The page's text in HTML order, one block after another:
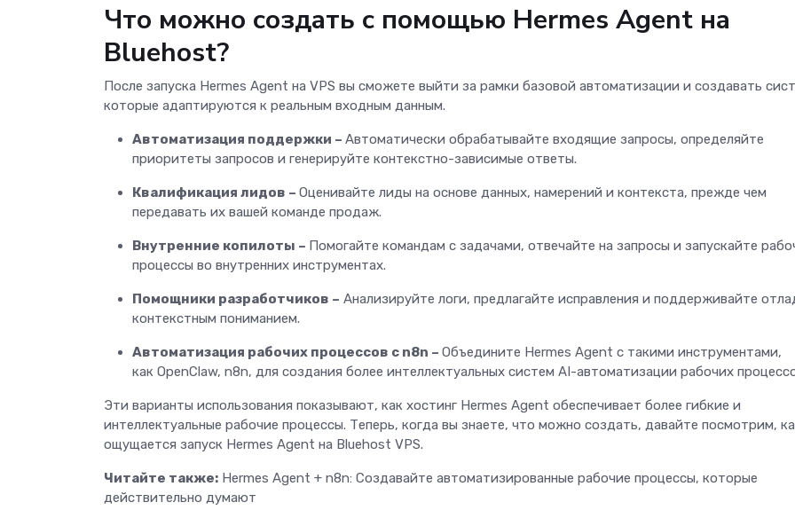
Что можно создать с помощью Hermes Agent на
Bluehost?
После запуска Hermes Agent на VPS вы сможете выйти за рамки базовой автоматизации и создавать
которые адаптируются к реальным входным данным.
Автоматизация поддержки – Автоматически обрабатывайте входящие запросы, определяйте
приоритеты запросов и генерируйте контекстно-зависимые ответы.
Квалификация лидов – Оценивайте лиды на основе данных, намерений и контекста, прежде чем
передавать их вашей команде продаж.
Внутренние копилоты – Помогайте командам с задачами, отвечайте на запросы и запускайте
процессы во внутренних инструментах.
Помощники разработчиков – Анализируйте логи, предлагайте исправления и поддерживайте
контекстным пониманием.
Автоматизация рабочих процессов с n8n – Объедините Hermes Agent с такими инструментами,
как OpenClaw, n8n, для создания более интеллектуальных систем AI-автоматизации рабочих
Эти варианты использования показывают, как хостинг Hermes Agent обеспечивает более гибкие и
интеллектуальные рабочие процессы. Теперь, когда вы знаете, что можно создать, давайте посмотрим,
ощущается запуск Hermes Agent на Bluehost VPS.
Читайте также: Hermes Agent + n8n: Создавайте автоматизированные рабочие процессы, которые
действительно думают